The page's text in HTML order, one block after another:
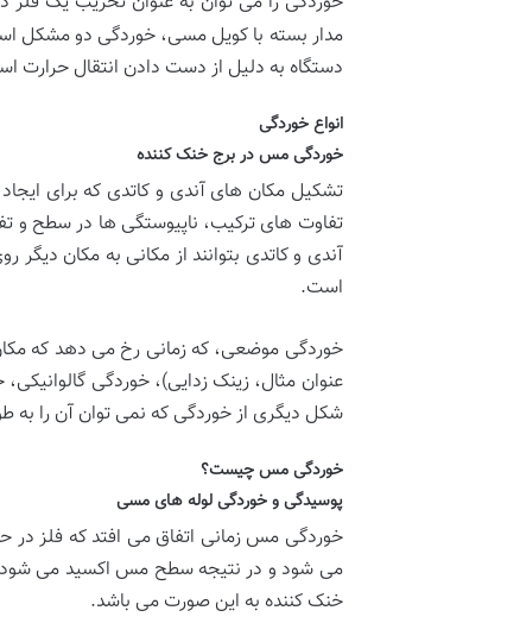
مدار بسته با کویل مسی، خوردگی دو مشکل
دستگاه به دلیل از دست دادن انتقال
انواع خوردگی
خوردگی مس در برج خنک کننده
تشکیل مکان های آندی و کاتدی که برای
تفاوت های ترکیب، ناپیوستگی ها در سطح و
آندی و کاتدی بتوانند از مکانی به مکان
است.
خوردگی موضعی، که زمانی رخ می دهد که
عنوان مثال، زینک زدایی)، خوردگی
شکل دیگری از خوردگی که نمی توان آن را
خوردگی مس چیست؟
پوسیدگی و خوردگی لوله های مسی
خوردگی مس زمانی اتفاق می افتد که فلز در
می شود و در نتیجه سطح مس اکسید می شود
خنک کننده به این صورت می باشد.